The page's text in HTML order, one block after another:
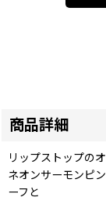
商品詳細
リップストップの
ネオンサーモンピ
ーフと